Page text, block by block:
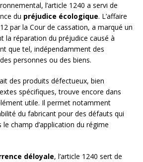
l’article 1240 a servi de
du préjudice écologique. L’affaire
par la Cour de cassation, a marqué un
la réparation du préjudice causé à
que tel, indépendamment des
personnes ou des biens.
des produits défectueux, bien
spécifiques, trouve encore dans
utile. Il permet notamment
du fabricant pour des défauts qui
le champ d’application du régime
déloyale, l’article 1240 sert de